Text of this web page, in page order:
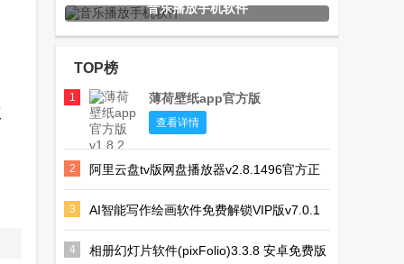
灵虎影视app
EMBY安卓
绿城集团绿小
服app
玄武TV电视版
pxvr官方主页
下载
手机版
rom完整版
音乐播放手机软件
TOP榜
1 薄荷壁纸app官方版
查看详情
2
阿里云盘tv版网盘播放器v2.8.1496官方正
版
3
AI智能写作绘画软件免费解锁VIP版v7.0.1
最新版
4 相册幻灯片软件(pixFolio)3.3.8 安卓免费版